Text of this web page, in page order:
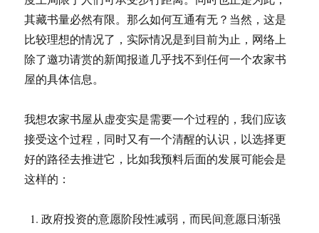
村
饮
水
安
的
验
收
和
其藏书量必然有限。那么如何互通有无？当然，这是
比较理想的情况了，实际情况是到目前为止，网络上
除了邀功请赏的新闻报道几乎找不到任何一个农家书
屋的具体信息。
我想农家书屋从虚变实是需要一个过程的，我们应该
接受这个过程，同时又有一个清醒的认识，以选择更
好的路径去推进它，比如我预料后面的发展可能会是
这样的：
政府投资的意愿阶段性减弱，而民间意愿日渐强